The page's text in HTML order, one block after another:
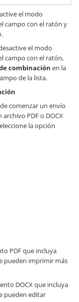
el modo
campo con el ratón y
el modo
campo con el ratón,
combinación en la
de la lista.
comenzar un envío
PDF o DOCX
la opción
PDF que incluya
pueden imprimir más
DOCX que incluya
pueden editar